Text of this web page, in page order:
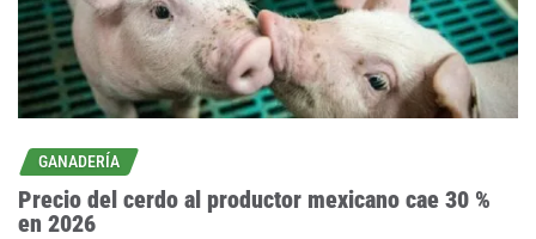
GANADERÍA
Precio del cerdo al productor mexicano cae 30 %
en 2026